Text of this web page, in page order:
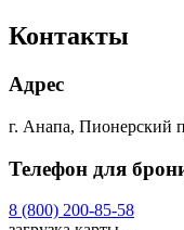
Контакты
Адрес
г. Анапа, Пионерский
Телефон для
8 (800) 200-85-58